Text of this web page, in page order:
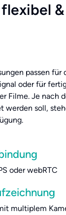
&
passen für
oder für
Filme. Je nach
werden soll,
oder webRTC
multiplem